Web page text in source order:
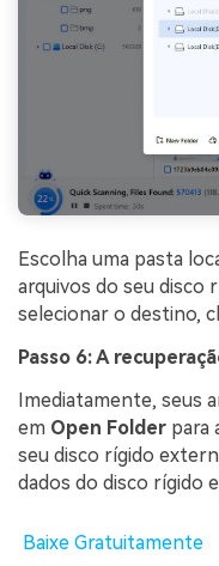
Escolha uma pasta
arquivos do seu disco
selecionar o destino,
Passo 6: A
Imediatamente, seus
em Open Folder para
seu disco rígido
dados do disco rígido
Baixe Gratuitamente